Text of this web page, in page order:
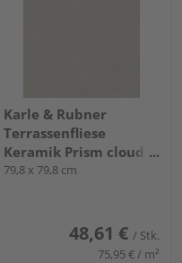
Karle & Rubner
Terrassenfliese
Keramik Prism cloud
glatt TERRACON®
79,8 x 79,8 cm
48,61 € / Stk.
75,95 € / m²